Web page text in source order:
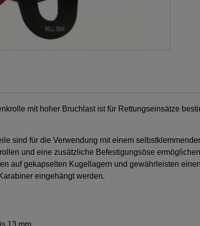
mit hoher Bruchlast ist für Rettungseinsätze
sind für die Verwendung mit einem
und eine zusätzliche Befestigungsöse
auf gekapselten Kugellagern und gewährleisten
eingehängt werden.
13 mm